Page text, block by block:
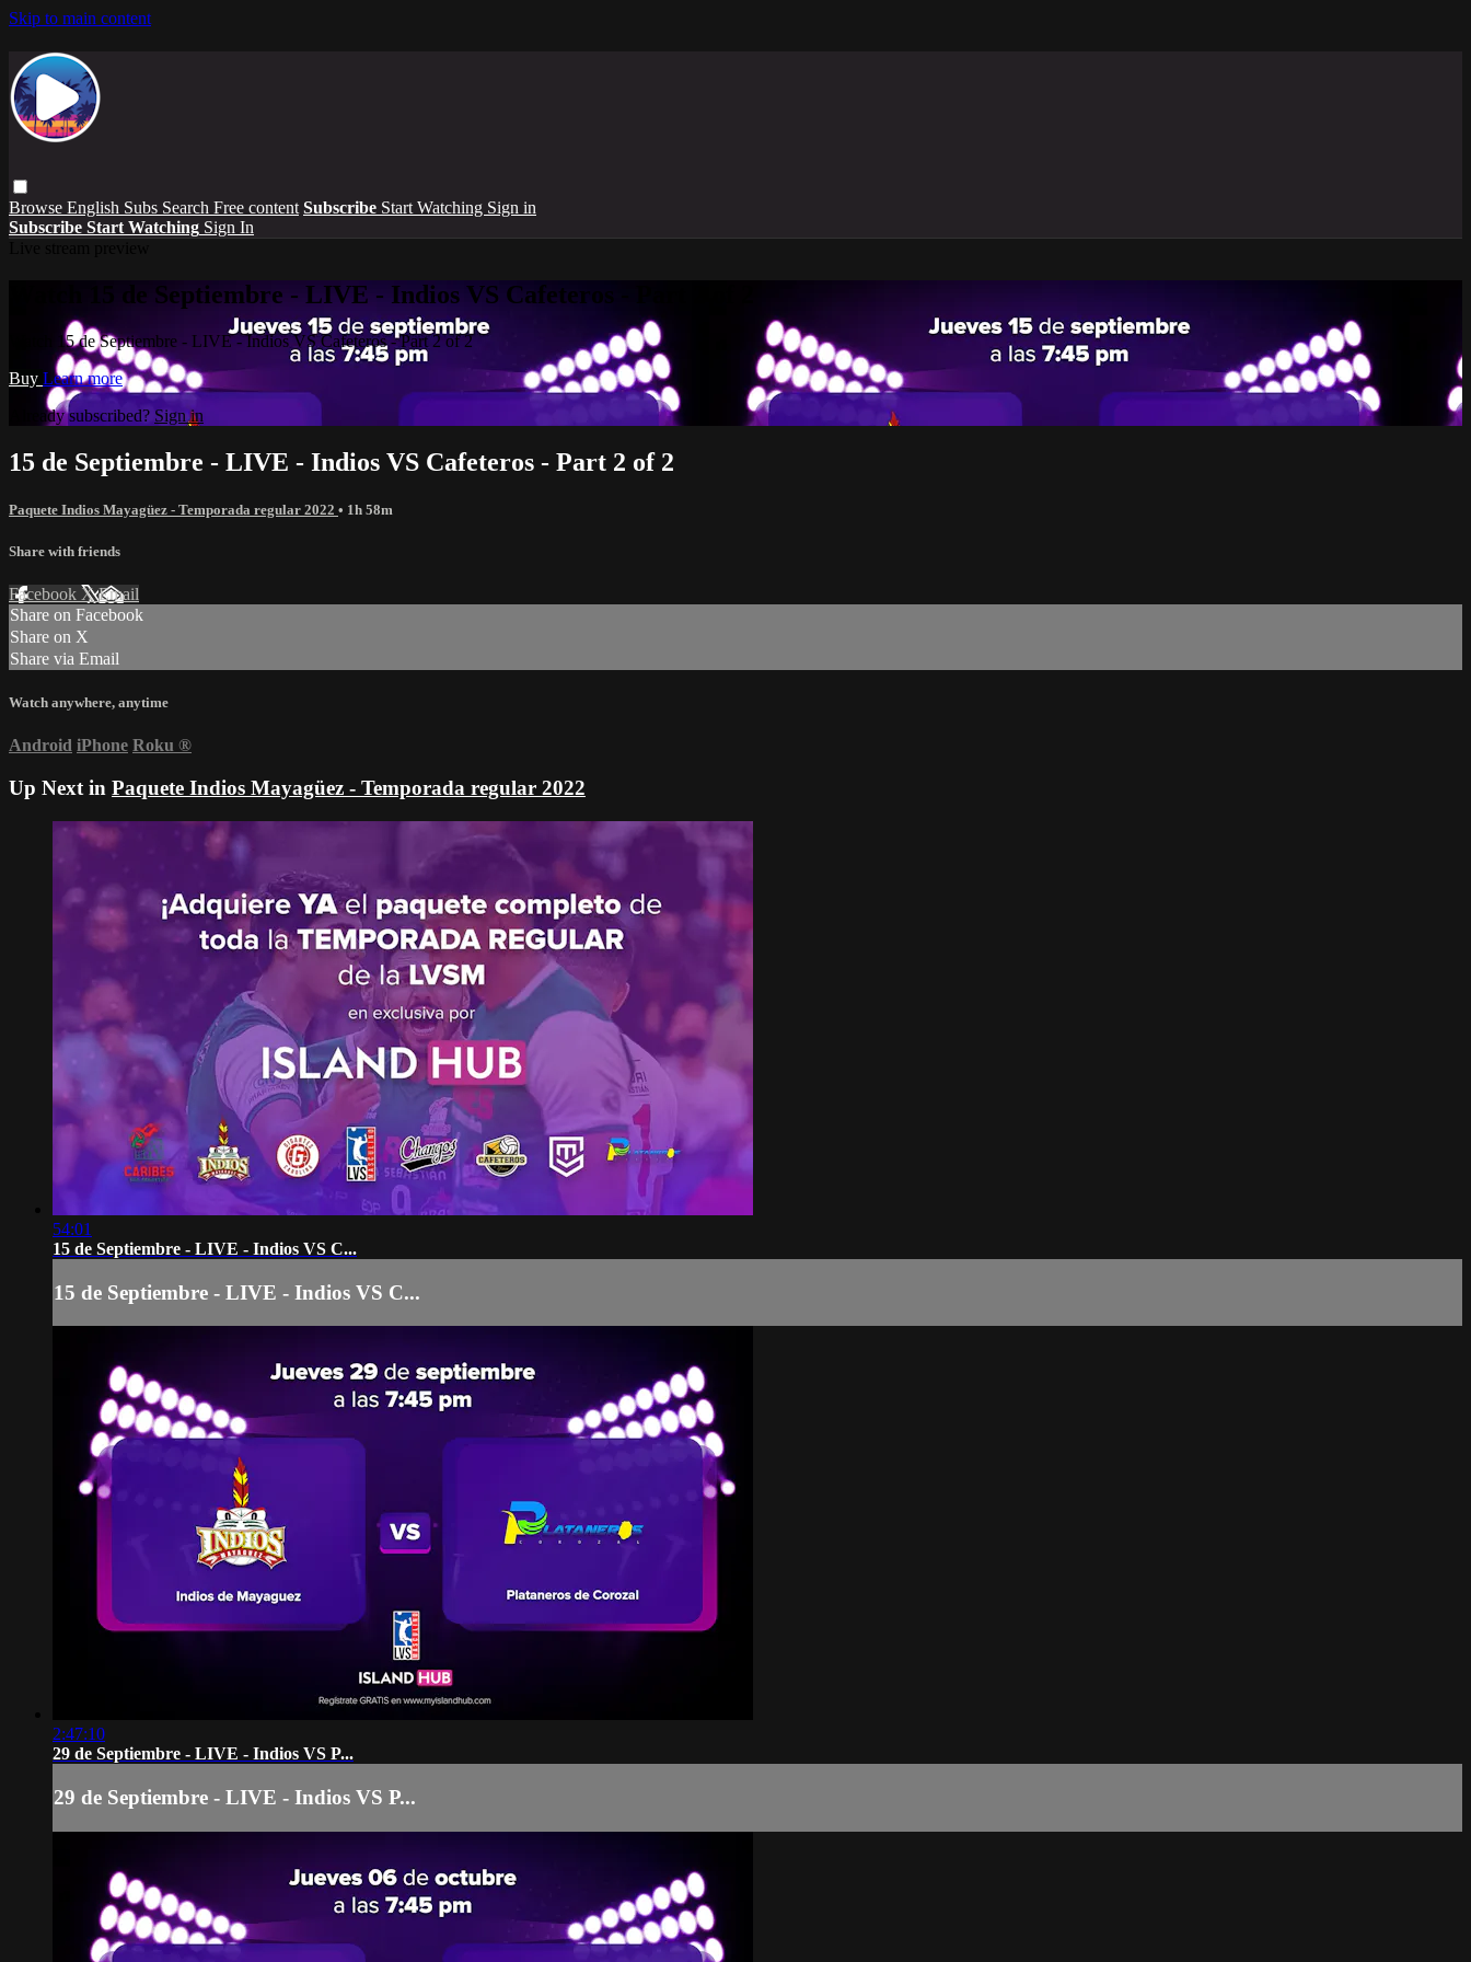
Skip to main content
Browse English Subs Search Free content Subscribe Start Watching Sign in
Subscribe Start Watching Sign In
Watch 15 de Septiembre - LIVE - Indios VS Cafeteros - Part 2 of 2
Watch 15 de Septiembre - LIVE - Indios VS Cafeteros - Part 2 of 2
Buy Learn more
Already subscribed? Sign in
15 de Septiembre - LIVE - Indios VS Cafeteros - Part 2 of 2
Paquete Indios Mayagüez - Temporada regular 2022 • 1h 58m
Share with friends
Facebook XEmail
Share on Facebook
Share on X
Share via Email
Watch anywhere, anytime
Android iPhone Roku ®
Up Next in Paquete Indios Mayagüez - Temporada regular 2022
54:01
15 de Septiembre - LIVE - Indios VS C...
15 de Septiembre - LIVE - Indios VS C...
2:47:10
29 de Septiembre - LIVE - Indios VS P...
29 de Septiembre - LIVE - Indios VS P...